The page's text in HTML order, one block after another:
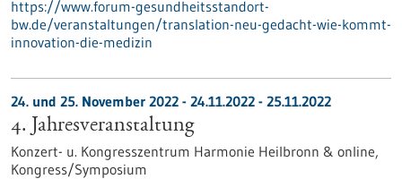
https://www.forum-gesundheitsstandort-
bw.de/veranstaltungen/translation-neu-gedacht-wie-kommt-
innovation-die-medizin
24. und 25. November 2022 - 24.11.2022 - 25.11.2022
4. Jahresveranstaltung
Konzert- u. Kongresszentrum Harmonie Heilbronn & online,
Kongress/Symposium